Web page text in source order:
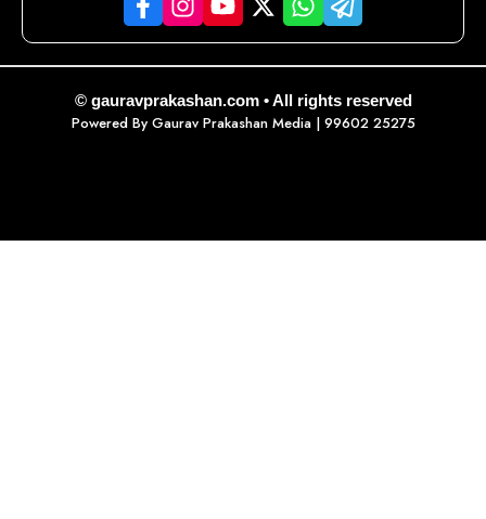
© gauravprakashan.com • All rights reserved
Powered By Gaurav Prakashan Media| 99602 25275